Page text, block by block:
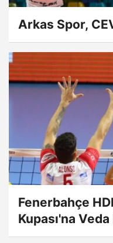
Arkas Spor,
Fenerbahçe
Kupası'na